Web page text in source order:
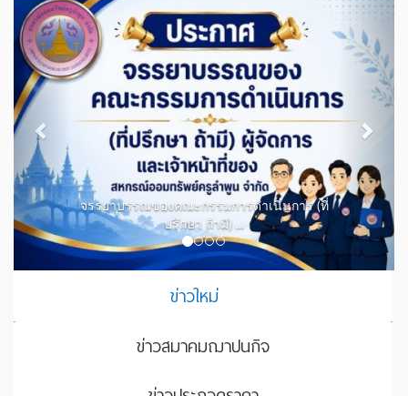
จรรยาบรรณของคณะกรรมการดำเนินการ (ที่
ปรึกษา ถ้ามี) ...
ข่าวใหม่
ข่าวสมาคมฌาปนกิจ